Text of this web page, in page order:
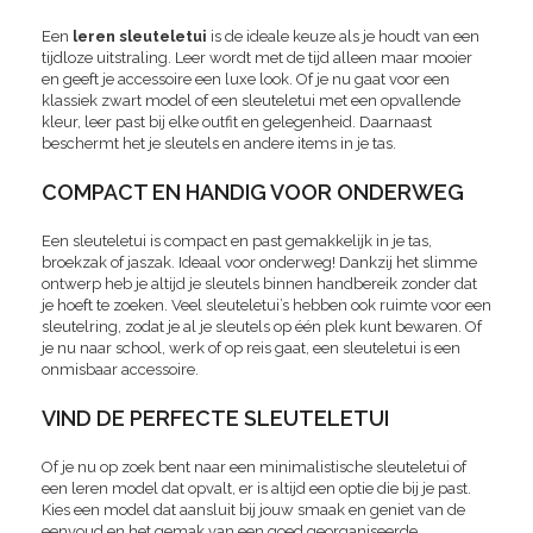
Een leren sleuteletui is de ideale keuze als je houdt van een
tijdloze uitstraling. Leer wordt met de tijd alleen maar mooier
en geeft je accessoire een luxe look. Of je nu gaat voor een
klassiek zwart model of een sleuteletui met een opvallende
kleur, leer past bij elke outfit en gelegenheid. Daarnaast
beschermt het je sleutels en andere items in je tas.
COMPACT EN HANDIG VOOR ONDERWEG
Een sleuteletui is compact en past gemakkelijk in je tas,
broekzak of jaszak. Ideaal voor onderweg! Dankzij het slimme
ontwerp heb je altijd je sleutels binnen handbereik zonder dat
je hoeft te zoeken. Veel sleuteletui’s hebben ook ruimte voor een
sleutelring, zodat je al je sleutels op één plek kunt bewaren. Of
je nu naar school, werk of op reis gaat, een sleuteletui is een
onmisbaar accessoire.
VIND DE PERFECTE SLEUTELETUI
Of je nu op zoek bent naar een minimalistische sleuteletui of
een leren model dat opvalt, er is altijd een optie die bij je past.
Kies een model dat aansluit bij jouw smaak en geniet van de